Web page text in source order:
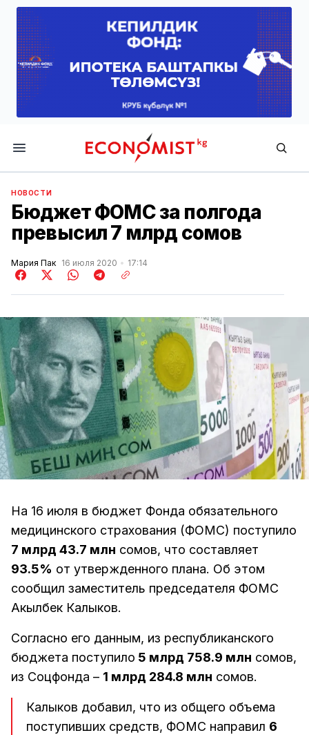
Economist.kg
НОВОСТИ
Бюджет ФОМС за полгода
превысил 7 млрд сомов
Мария Пак 16 июля 2020 17:14
На 16 июля в бюджет Фонда обязательного
медицинского страхования (ФОМС) поступило
7 млрд 43.7 млн сомов, что составляет
93.5% от утвержденного плана. Об этом
сообщил заместитель председателя ФОМС
Акылбек Калыков.
Согласно его данным, из республиканского
бюджета поступило 5 млрд 758.9 млн сомов,
из Соцфонда – 1 млрд 284.8 млн сомов.
Калыков добавил, что из общего объема
поступивших средств, ФОМС направил 6